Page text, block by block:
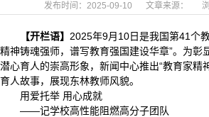
发布时间：2025-09-10 文章来源：
【开栏语】 2025年9月10日是我国第41个
精神铸魂强师，谱写教育强国建设华章”。为彰
潜心育人的崇高形象，新闻中心推出“教育家精
育人故事，展现东林教师风貌。
用爱托举 用心成就
——记学校高性能阻燃高分子团队